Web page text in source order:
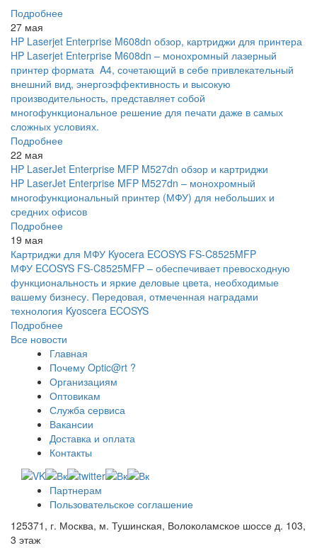
Подробнее
27 мая
HP Laserjet Enterprise M608dn обзор, картриджи для принтера
HP Laserjet Enterprise M608dn – монохромный лазерный
принтер формата A4, сочетающий в себе привлекательный
внешний вид, энергоэффективность и высокую
производительность, представляет собой
многофункциональное решение для печати даже в самых
сложных условиях.
Подробнее
22 мая
HP LaserJet Enterprise MFP M527dn обзор и картриджи
HP LaserJet Enterprise MFP M527dn – монохромный
многофункциональный принтер (МФУ) для небольших и
средних офисов
Подробнее
19 мая
Картриджи для МФУ Kyocera ECOSYS FS-C8525MFP
МФУ ECOSYS FS-C8525MFP – обеспечивает превосходную
функциональность и яркие деловые цвета, необходимые
вашему бизнесу. Передовая, отмеченная наградами
технология Kyoscera ECOSYS
Подробнее
Все новости
Главная
Почему Optic@rt ?
Организациям
Оптовикам
Служба сервиса
Вакансии
Доставка и оплата
Контакты
Партнерам
Пользовательское соглашение
125371, г. Москва, м. Тушинская, Волоколамское шоссе д. 103,
3 этаж